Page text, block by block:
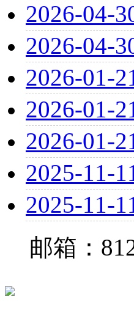
2026-04-
2026-04-
2026-01-
2026-01-
2026-01-
2025-11-
2025-11-
邮箱：